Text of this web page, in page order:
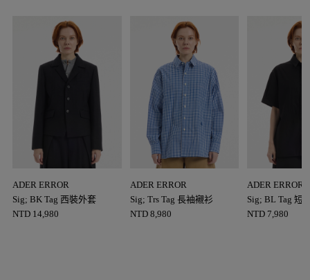
ADER ERROR
Sig; BK Tag 西裝外套
NTD 14,980
ADER ERROR
Sig; Trs Tag 長袖襯衫
NTD 8,980
ADER ERROR
Sig; BL Tag 短
NTD 7,980